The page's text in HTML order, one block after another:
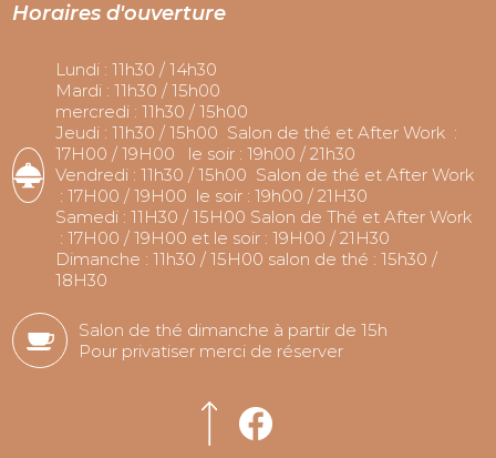
Horaires d'ouverture
Lundi : 11h30 / 14h30
Mardi : 11h30 / 15h00
mercredi : 11h30 / 15h00
Jeudi : 11h30 / 15h00 Salon de thé et After Work :
17H00 / 19H00 le soir : 19h00 / 21h30
Vendredi : 11h30 / 15h00 Salon de thé et After Work
: 17H00 / 19H00 le soir : 19h00 / 21H30
Samedi : 11H30 / 15H00 Salon de Thé et After Work
: 17H00 / 19H00 et le soir : 19H00 / 21H30
Dimanche : 11h30 / 15H00 salon de thé : 15h30 /
18H30
Salon de thé dimanche à partir de 15h
Pour privatiser merci de réserver